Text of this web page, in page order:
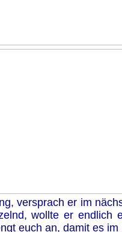
versprach er im
wollte er endlich
euch an, damit es